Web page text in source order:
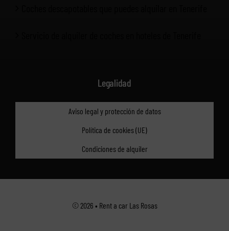
Legalidad
Aviso legal y protección de datos
Política de cookies (UE)
Condiciones de alquiler
© 2026 • Rent a car Las Rosas